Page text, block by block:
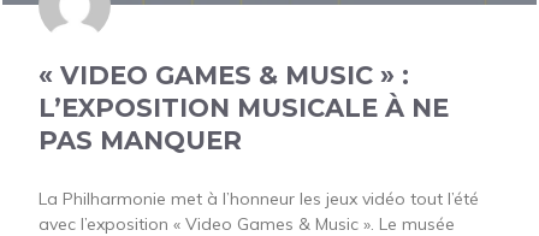
« VIDEO GAMES & MUSIC » :
L’EXPOSITION MUSICALE À NE
PAS MANQUER
La Philharmonie met à l’honneur les jeux vidéo tout l’été
avec l’exposition « Video Games & Music ». Le musée